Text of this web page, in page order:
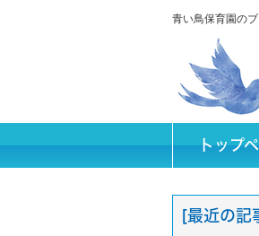
青い鳥保育園の
トップ
[最近の記